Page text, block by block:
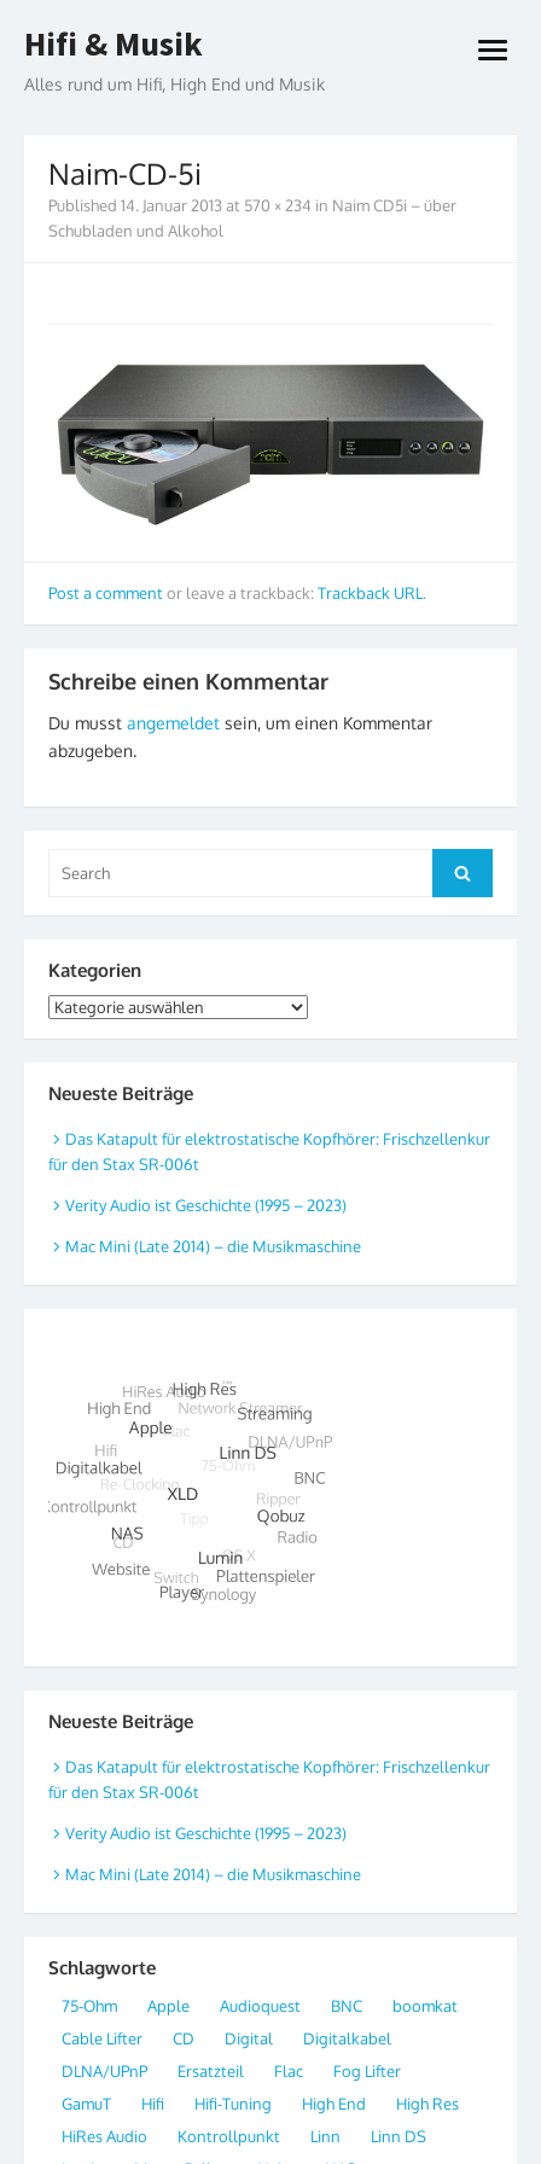
to
Hifi & Musik
Alles rund um Hifi, High End und Musik
open
Naim-CD-5i
Published 14. Januar 2013at 570 × 234 in Naim CD5i – über
Schubladen und Alkohol
Post a commentor leave a trackback:Trackback URL .
Schreibe einen Kommentar
Du musst angemeldet sein, um einen Kommentar
abzugeben.
for:
Search
Kategorien
Kategorien
Neueste Beiträge
Das Katapult für elektrostatische Kopfhörer: Frischzellenkur
für den Stax SR-006t
Verity Audio ist Geschichte (1995 – 2023)
Mac Mini (Late 2014) – die Musikmaschine
Neueste Beiträge
Das Katapult für elektrostatische Kopfhörer: Frischzellenkur
für den Stax SR-006t
Verity Audio ist Geschichte (1995 – 2023)
Mac Mini (Late 2014) – die Musikmaschine
Schlagworte
75-Ohm Apple Audioquest BNC
boomkat
Cable Lifter
CD Digital
Digitalkabel
DLNA/UPnP
Ersatzteil Flac
Fog Lifter
GamuT
Hifi Hifi-Tuning High End
High Res
HiRes Audio
Kontrollpunkt Linn
Linn DS